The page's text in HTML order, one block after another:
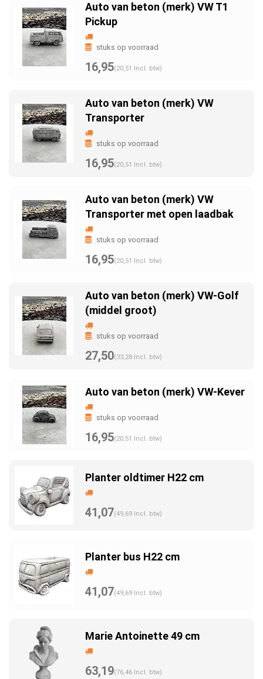
Auto van beton (merk) VW T1
Pickup
stuks op voorraad
16,95(20,51 Incl. btw)
Auto van beton (merk) VW
Transporter
stuks op voorraad
16,95(20,51 Incl. btw)
Auto van beton (merk) VW
Transporter met open laadbak
stuks op voorraad
16,95(20,51 Incl. btw)
Auto van beton (merk) VW-Golf
(middel groot)
stuks op voorraad
27,50(33,28 Incl. btw)
Auto van beton (merk) VW-Kever
stuks op voorraad
16,95(20,51 Incl. btw)
Planter oldtimer H22 cm
41,07(49,69 Incl. btw)
Planter bus H22 cm
41,07(49,69 Incl. btw)
Marie Antoinette 49 cm
63,19(76,46 Incl. btw)